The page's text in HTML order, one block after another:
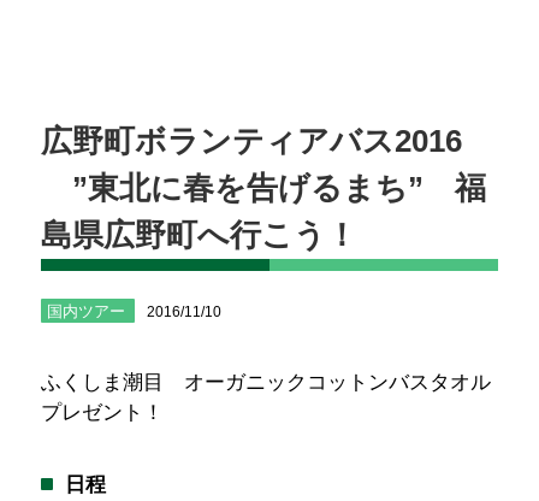
広野町ボランティアバス2016
”東北に春を告げるまち” 福
島県広野町へ行こう！
国内ツアー 2016/11/10
ふくしま潮目 オーガニックコットンバスタオル
プレゼント！
日程